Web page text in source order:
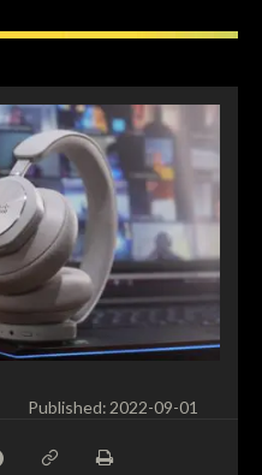
Published: 2022-09-01